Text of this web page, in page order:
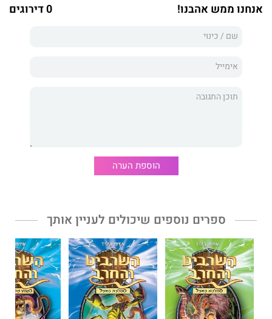
אַגָּדִיִּים, מְכַשְּׁפִים וְאַבִּירִים, וְיַכִּירוּ אֶת כּוֹחָם שֶׁל אֹמֶץ לֵב וְשֶׁל חֲבֵרוּת.
אנחנו ממש אהבנו! 0 דירוגים
הוספת הערה
ספרים נוספים שיכולים לעניין אותך